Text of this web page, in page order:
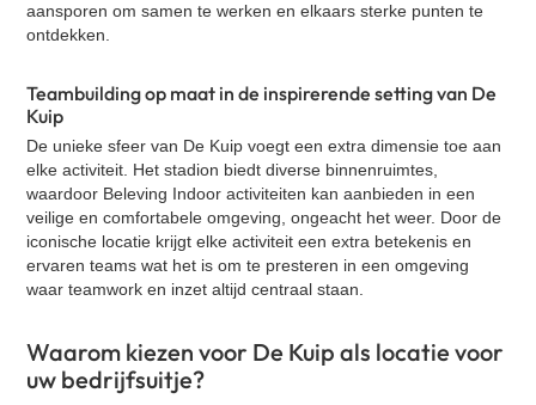
Salsa workshop
VR Escape Room - Squid Game
Music challenge
Bokstraining
Zandsculpturen Rivier
VR Escape Room - Murder Hotel
Diner Naar Analyse
Poker workshop
aansporen om samen te werken en elkaars sterke punten te
ontdekken.
Teambuilding op maat in de inspirerende setting van De
Kuip
De unieke sfeer van De Kuip voegt een extra dimensie toe aan
elke activiteit. Het stadion biedt diverse binnenruimtes,
waardoor Beleving Indoor activiteiten kan aanbieden in een
veilige en comfortabele omgeving, ongeacht het weer. Door de
iconische locatie krijgt elke activiteit een extra betekenis en
ervaren teams wat het is om te presteren in een omgeving
waar teamwork en inzet altijd centraal staan.
Waarom kiezen voor De Kuip als locatie voor
uw bedrijfsuitje?